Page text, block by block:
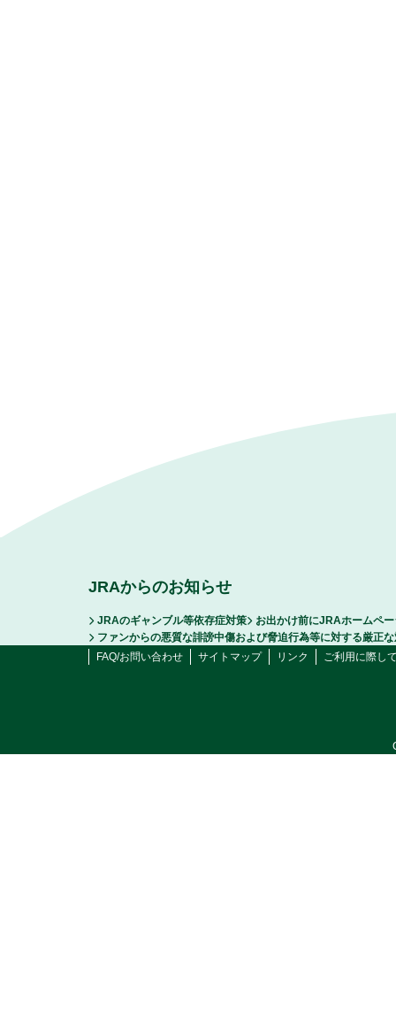
JRAからのお知らせ
JRAのギャンブル等依存症対策
お出かけ前にJRAホームペ
ファンからの悪質な誹謗中傷および脅迫行為等に対する厳正
FAQ/お問い合わせ
サイトマップ リンク ご利用に際し